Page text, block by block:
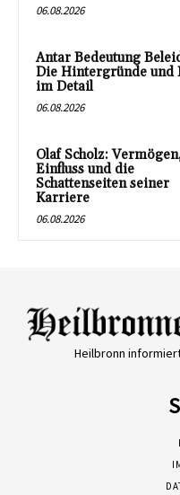
06.08.2026
Antar Bedeutung
Die Hintergründe und
im Detail
06.08.2026
Olaf Scholz:
Einfluss und die
Schattenseiten seiner
Karriere
06.08.2026
Heilbronn